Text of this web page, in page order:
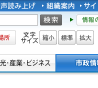
文字サイズ
縮小 標準 拡大